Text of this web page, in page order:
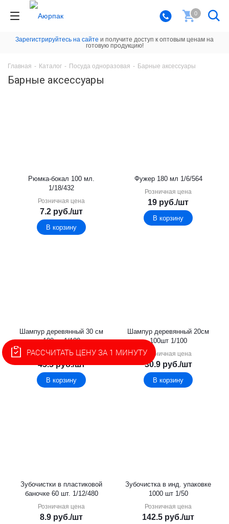
0
Зарегистрируйтесь на сайте и получите доступ к оптовым ценам на
готовую продукцию!
Главная - Каталог - Посуда одноразовая - Барные аксессуары
Барные аксессуары
Рюмка-бокал 100 мл.
1/18/432
Розничная цена
7.2 руб./шт
В корзину
Фужер 180 мл 1/6/564
Розничная цена
19 руб./шт
В корзину
Шампур деревянный 30 см
100шт 1/100
Розничная цена
45.5руб./шт
В корзину
Шампур деревянный 20см
100шт 1/100
Розничная цена
30.9руб./шт
В корзину
Зубочистки в пластиковой
баночке 60 шт. 1/12/480
Розничная цена
8.9 руб./шт
Зубочистка в инд. упаковке
1000 шт 1/50
Розничная цена
142.5 руб./шт
РАССЧИТАТЬ ЦЕНУ ЗА 1 МИНУТУ